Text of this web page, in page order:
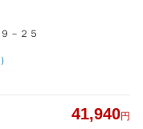
－２５
41,940円